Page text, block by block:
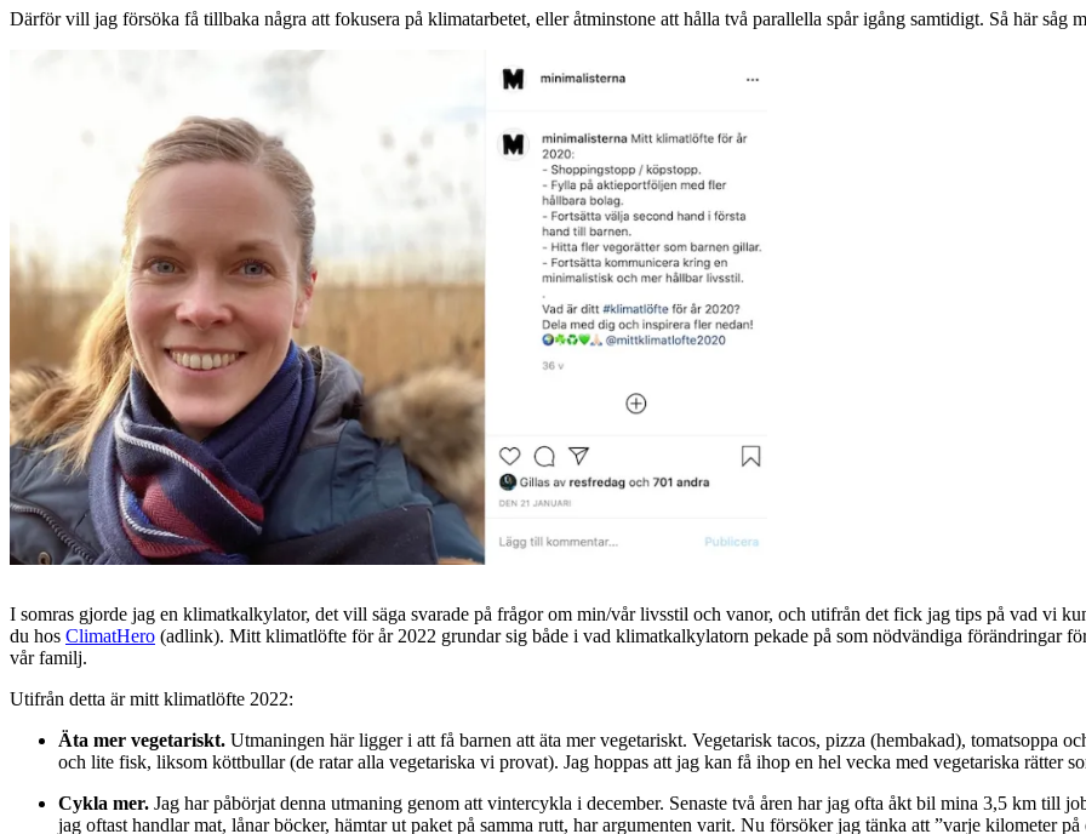
Därför vill jag försöka få tillbaka några att fokusera på klimatarbetet, eller åtminstone att hålla två parallella spår igång samtidigt. Så här såg
I somras gjorde jag en klimatkalkylator, det vill säga svarade på frågor om min/vår livsstil och vanor, och utifrån det fick jag tips på vad vi
du hos ClimatHero (adlink). Mitt klimatlöfte för år 2022 grundar sig både i vad klimatkalkylatorn pekade på som nödvändiga förändringar
vår familj.
Utifrån detta är mitt klimatlöfte 2022:
Äta mer vegetariskt. Utmaningen här ligger i att få barnen att äta mer vegetariskt. Vegetarisk tacos, pizza (hembakad), tomatsoppa
och lite fisk, liksom köttbullar (de ratar alla vegetariska vi provat). Jag hoppas att jag kan få ihop en hel vecka med vegetariska rätter
Cykla mer. Jag har påbörjat denna utmaning genom att vintercykla i december. Senaste två åren har jag ofta åkt bil mina 3,5 km till
jag oftast handlar mat, lånar böcker, hämtar ut paket på samma rutt, har argumenten varit. Nu försöker jag tänka att ”varje kilometer